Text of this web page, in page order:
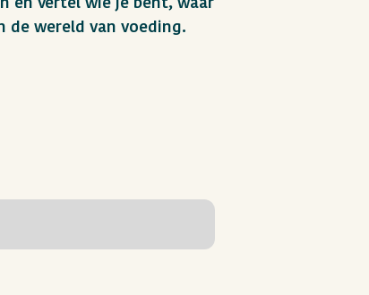
en vertel wie je bent, waar
de wereld van voeding.